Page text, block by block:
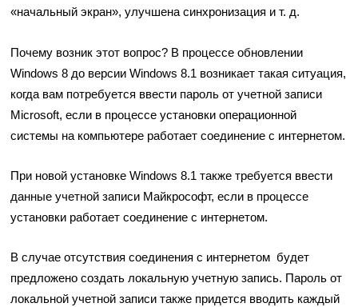
«начальный экран», улучшена синхронизация и т. д.
Почему возник этот вопрос? В процессе обновлении
Windows 8 до версии Windows 8.1 возникает такая ситуация,
когда вам потребуется ввести пароль от учетной записи
Microsoft, если в процессе установки операционной
системы на компьютере работает соединение с интернетом.
При новой установке Windows 8.1 также требуется ввести
данные учетной записи Майкрософт, если в процессе
установки работает соединение с интернетом.
В случае отсутствия соединения с интернетом будет
предложено создать локальную учетную запись. Пароль от
локальной учетной записи также придется вводить каждый